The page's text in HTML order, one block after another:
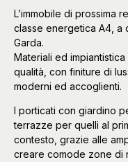
L’immobile di prossima
classe energetica A4, a
Garda.
Materiali ed
qualità, con finiture di
moderni ed accoglienti.
I porticati con giardino
terrazze per quelli al
contesto, grazie alle
creare comode zone di